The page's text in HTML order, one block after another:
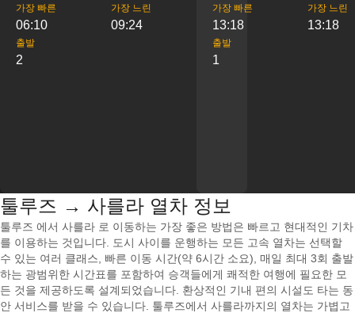
가장 빠른
06:10
가장 느린
09:24
출발
2
가장 빠른
13:18
가장 느린
13:18
출발
1
툴루즈 → 사를라 열차 정보
툴루즈 에서 사를라 로 이동하는 가장 좋은 방법은 빠르고 현대적인 기차
를 이용하는 것입니다. 도시 사이를 운행하는 모든 고속 열차는 선택할
수 있는 여러 클래스, 빠른 이동 시간(약 6시간 소요), 매일 최대 3회 출발
하는 광범위한 시간표를 포함하여 승객들에게 쾌적한 여행에 필요한 모
든 것을 제공하도록 설계되었습니다. 환상적인 기내 편의 시설도 타는 동
안 서비스를 받을 수 있습니다. 툴루즈에서 사를라까지의 열차는 가볍고